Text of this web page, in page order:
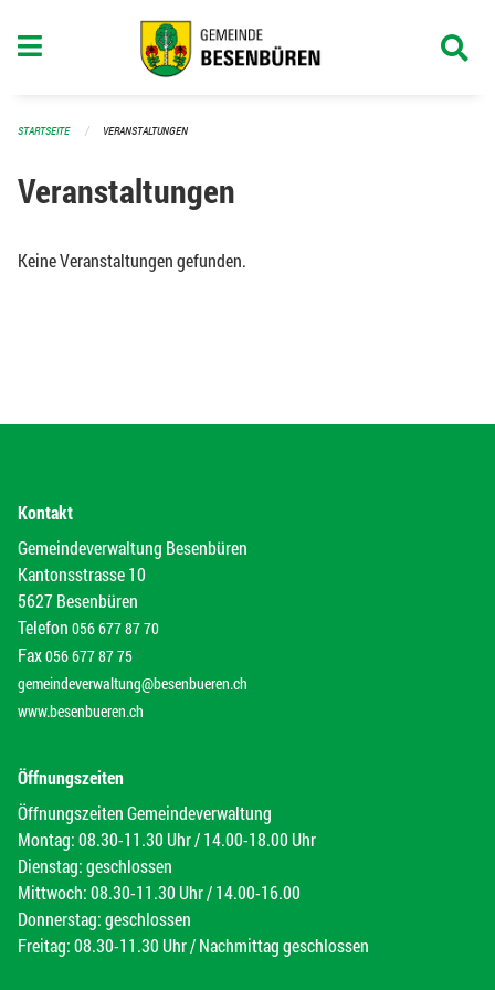
STARTSEITE VERANSTALTUNGEN
Veranstaltungen
Keine Veranstaltungen gefunden.
Kontakt
Gemeindeverwaltung Besenbüren
Kantonsstrasse 10
5627 Besenbüren
Telefon 056 677 87 70
Fax056 677 87 75
gemeindeverwaltung@besenbueren.ch
www.besenbueren.ch
Öffnungszeiten
Öffnungszeiten Gemeindeverwaltung
Montag: 08.30-11.30 Uhr / 14.00-18.00 Uhr
Dienstag: geschlossen
Mittwoch: 08.30-11.30 Uhr / 14.00-16.00
Donnerstag: geschlossen
Freitag: 08.30-11.30 Uhr / Nachmittag geschlossen